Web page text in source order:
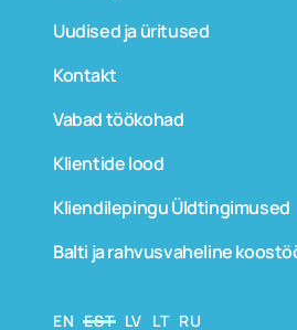
Uudised ja üritused
Kontakt
Vabad töökohad
Klientide lood
Kliendilepingu Üldtingimused
Balti ja rahvusvaheline
EN EST LV LT RU